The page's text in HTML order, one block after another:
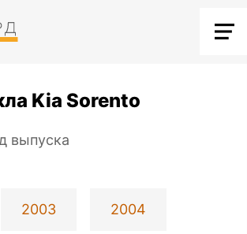
Kia Sorento
выпуска
2003 2004